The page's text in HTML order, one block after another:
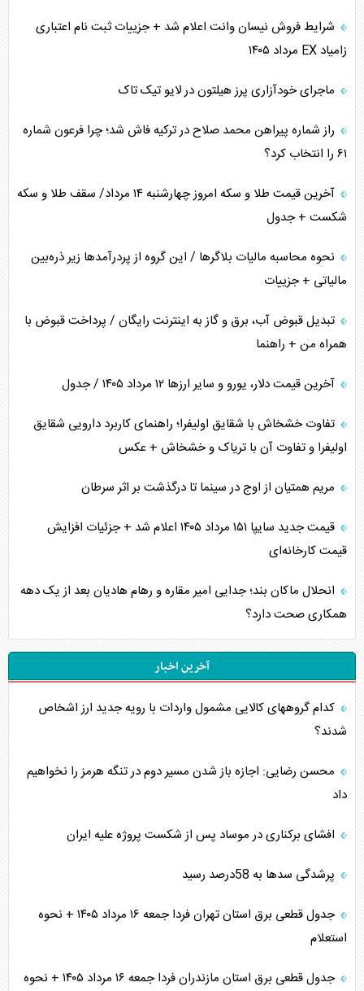
ترامپ و توهم خلع سلاح حماس
چرا کویت به دنبال شریک امنیتی جدید است؟
اعتراف غرب به قدرت ایران در تثبیت معادلات
خطای راهبردی ترامپ مقابل برزیل
شرایط فروش نیسان وانت اعلام شد + جزییات ثبت نام اعتباری
زامیاد EX مرداد ۱۴۰۵
ماجرای خودآزاری پرز هیلتون در لایو تیک تاک
راز شماره پیراهن محمد صلاح در ترکیه فاش شد؛ چرا فرعون شماره
۶۱ را انتخاب کرد؟
آخرین قیمت طلا و سکه امروز چهارشنبه ۱۴ مرداد/ سقف طلا و سکه
شکست + جدول
نحوه محاسبه مالیات بلاگر‌ها / این گروه از پردرآمد‌ها زیر ذره‌بین
مالیاتی + جزییات
تبدیل قبوض آب، برق و گاز به اینترنت رایگان / پرداخت قبوض با
همراه من + راهنما
آخرین قیمت دلار، یورو و سایر ارز‌ها ۱۲ مرداد ۱۴۰۵ / جدول
تفاوت خشخاش با شقایق اولیفرا؛ راهنمای کاربرد دارویی شقایق
اولیفرا و تفاوت آن با تریاک و خشخاش + عکس
مریم همتیان از اوج در سینما تا درگذشت بر اثر سرطان
قیمت جدید سایپا ۱۵۱ مرداد ۱۴۰۵ اعلام شد + جزئیات افزایش
قیمت کارخانه‌ای
انحلال ماکان بند؛ جدایی امیر مقاره و رهام هادیان بعد از یک دهه
همکاری صحت دارد؟
آخرین اخبار
کدام گروههای کالایی مشمول واردات با رویه جدید ارز اشخاص
شدند؟
محسن رضایی: اجازه باز شدن مسیر دوم در تنگه هرمز را نخواهیم
داد
افشای برکناری در موساد پس از شکست پروژه علیه ایران
پرشدگی سدها به 58درصد رسید
جدول قطعی برق استان تهران فردا جمعه ۱۶ مرداد ۱۴۰۵ + نحوه
استعلام
جدول قطعی برق استان مازندران فردا جمعه ۱۶ مرداد ۱۴۰۵ + نحوه